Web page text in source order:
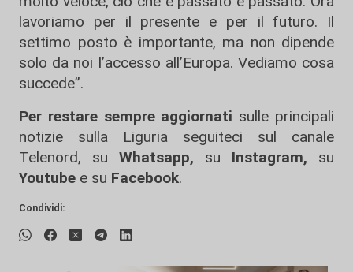
lavoriamo per il presente e per il futuro. Il
settimo posto è importante, ma non dipende
solo da noi l’accesso all’Europa. Vediamo cosa
succede”.
Per restare sempre aggiornati sulle principali
notizie sulla Liguria seguiteci sul canale
Telenord, su
Whatsapp, su Instagram, su
Youtube e su Facebook.
Condividi: